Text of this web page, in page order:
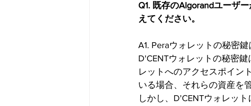
Q1. 既存のAlgorandユーザ
えてください。
A1. Peraウォレットの秘密
D'CENTウォレットの秘密
レットへのアクセスポイン
いる場合、それらの資産を
しかし、D'CENTウォレッ